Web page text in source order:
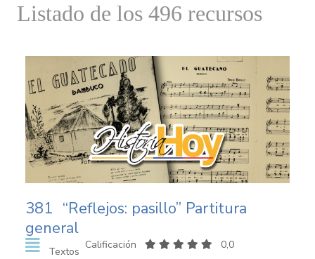
Listado de los 496 recursos
381 “Reflejos: pasillo” Partitura
general
Textos
Calificación 0,0